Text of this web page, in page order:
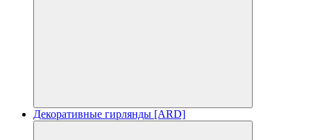
Декоративные гирлянды [ARD]